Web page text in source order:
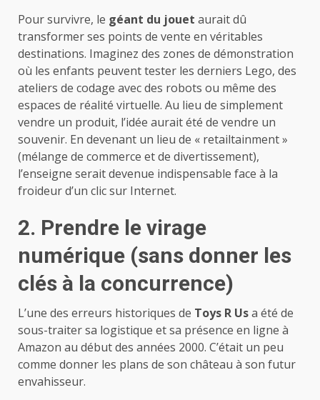
Pour survivre, le géant du jouet aurait dû
transformer ses points de vente en véritables
destinations. Imaginez des zones de démonstration
où les enfants peuvent tester les derniers Lego, des
ateliers de codage avec des robots ou même des
espaces de réalité virtuelle. Au lieu de simplement
vendre un produit, l’idée aurait été de vendre un
souvenir. En devenant un lieu de « retailtainment »
(mélange de commerce et de divertissement),
l’enseigne serait devenue indispensable face à la
froideur d’un clic sur Internet.
2. Prendre le virage
numérique (sans donner les
clés à la concurrence)
L’une des erreurs historiques de Toys R Usa été de
sous-traiter sa logistique et sa présence en ligne à
Amazon au début des années 2000. C’était un peu
comme donner les plans de son château à son futur
envahisseur.